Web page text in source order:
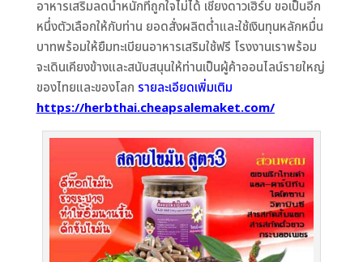
อาหารเสริมลดน้ำหนักที่ถูกใจไม่ได้ เชียงดาวเฮิร์บ ขอเป็นอีก
หนึ่งตัวเลือกให้กับท่าน ยอดสั่งผลิตต่ำและใช้เงินทุนหลักหมื่น
บาทพร้อมให้ยืมทะเบียนอาหารเสริมใช้ฟรี โรงงานเราพร้อม
จะเดินเคียงข้างและสนับสนุนให้ท่านเป็นผู้ค้าออนไลน์รายใหญ่
ของไทยและของโลก รายละเอียดเพิ่มเติม
https://herbthai.cheapsalemaket.com/